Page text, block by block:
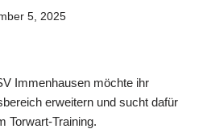
5, 2025
Immenhausen möchte ihr
erweitern und sucht dafür
Torwart-Training.